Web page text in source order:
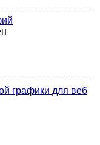
графики для веб